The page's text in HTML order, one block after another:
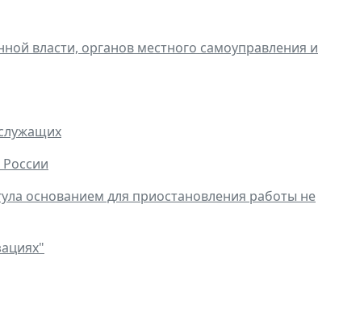
власти, органов местного самоуправления и
основанием для приостановления работы не